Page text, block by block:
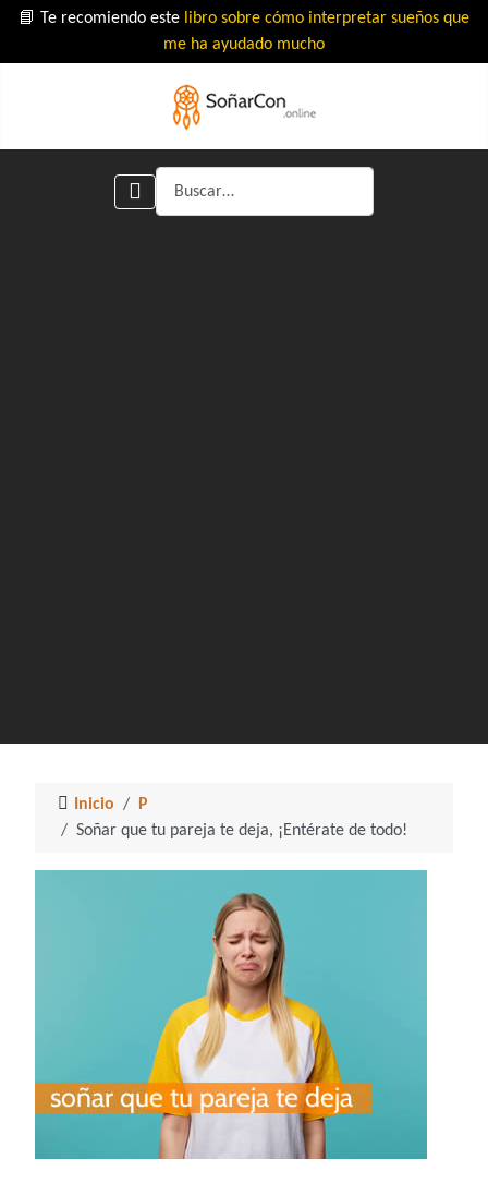
📘 Te recomiendo este libro sobre cómo interpretar sueños que
me ha ayudado mucho
Buscar
Inicio
P
Soñar que tu pareja te deja, ¡Entérate de todo!